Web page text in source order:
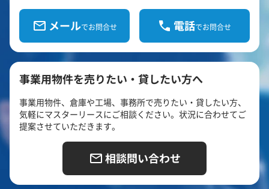
メールでお問合せ 電話でお問合せ
事業用物件を売りたい・貸したい方へ
事業用物件、倉庫や工場、事務所で売りたい・貸したい方、
気軽にマスターリースにご相談ください。状況に合わせてご
提案させていただきます。
相談問い合わせ